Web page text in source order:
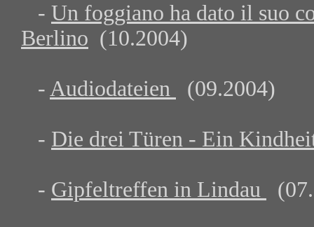
- Un foggiano ha dato il suo
Berlino (10.2004)
- Audiodateien (09.2004)
- Die drei Türen - Ein
- Gipfeltreffen in Lindau